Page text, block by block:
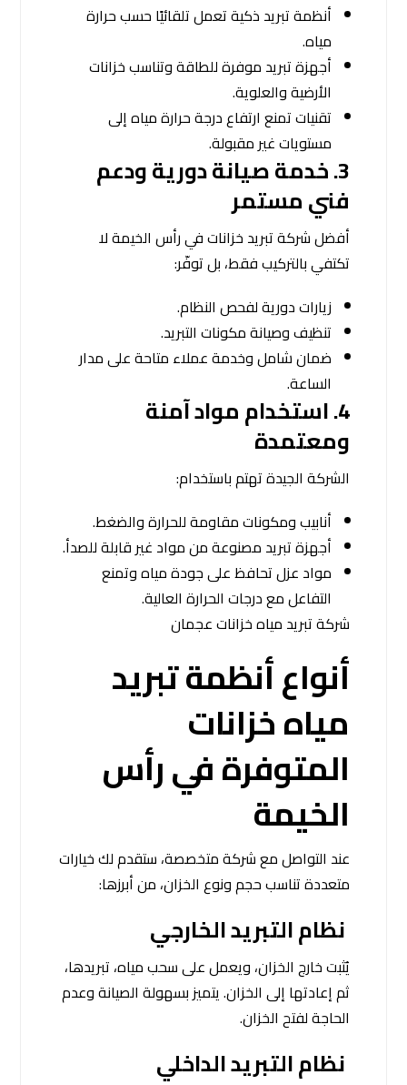
أنظمة تبريد ذكية تعمل تلقائيًا حسب حرارة
مياه.
أجهزة تبريد موفرة للطاقة وتناسب خزانات
الأرضية والعلوية.
تقنيات تمنع ارتفاع درجة حرارة مياه إلى
مستويات غير مقبولة.
3. خدمة صيانة دورية ودعم
فني مستمر
أفضل شركة تبريد خزانات في رأس الخيمة لا
تكتفي بالتركيب فقط، بل توفّر:
زيارات دورية لفحص النظام.
تنظيف وصيانة مكونات التبريد.
ضمان شامل وخدمة عملاء متاحة على مدار
الساعة.
4. استخدام مواد آمنة
ومعتمدة
الشركة الجيدة تهتم باستخدام:
أنابيب ومكونات مقاومة للحرارة والضغط.
أجهزة تبريد مصنوعة من مواد غير قابلة للصدأ.
مواد عزل تحافظ على جودة مياه وتمنع
التفاعل مع درجات الحرارة العالية.
شركة تبريد مياه خزانات عجمان
أنواع أنظمة تبريد
مياه خزانات
المتوفرة في رأس
الخيمة
عند التواصل مع شركة متخصصة، ستقدم لك خيارات
متعددة تناسب حجم ونوع الخزان، من أبرزها:
نظام التبريد الخارجي
يُثبت خارج الخزان، ويعمل على سحب مياه، تبريدها،
ثم إعادتها إلى الخزان. يتميز بسهولة الصيانة وعدم
الحاجة لفتح الخزان.
نظام التبريد الداخلي